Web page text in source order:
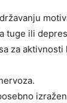
tuge ili
za